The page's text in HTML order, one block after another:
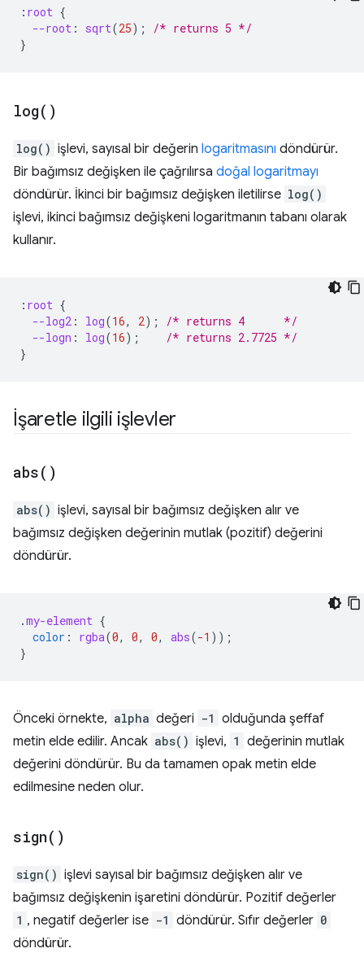
: root {
--root : sqrt(25);
/* returns 5 */
}
log( )
log() işlevi, sayısal bir değerin logaritmasını döndürür.
Bir bağımsız değişken ile çağrılırsa doğal logaritmayı
döndürür. İkinci bir bağımsız değişken iletilirse log()
işlevi, ikinci bağımsız değişkeni logaritmanın tabanı olarak
kullanır.
: root {
--log2 : log(16, 2);
/* returns 4      */
--logn : log(16);
/* returns 2.7725 */
}
İşaretle ilgili işlevler
abs( )
abs() işlevi, sayısal bir bağımsız değişken alır ve
bağımsız değişken değerinin mutlak (pozitif) değerini
döndürür.
.my-element {
color : rgba(0, 0, 0, abs(-1 ));
}
Önceki örnekte, alpha değeri -1 olduğunda şeffaf
metin elde edilir. Ancak abs() işlevi, 1 değerinin mutlak
değerini döndürür. Bu da tamamen opak metin elde
edilmesine neden olur.
sign( )
sign() işlevi sayısal bir bağımsız değişken alır ve
bağımsız değişkenin işaretini döndürür. Pozitif değerler
1 , negatif değerler ise -1 döndürür. Sıfır değerler 0
döndürür.